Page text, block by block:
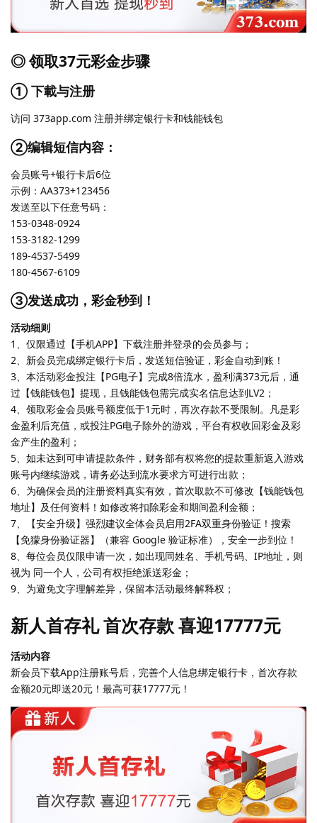
◎ 领取37元彩金步骤
① 下載与注册
访问 373app.com 注册并绑定银行卡和钱能钱包
②编辑短信内容：
会员账号+银行卡后6位
示例：AA373+123456
发送至以下任意号码：
153-0348-0924
153-3182-1299
189-4537-5499
180-4567-6109
③发送成功，彩金秒到！
活动细则
1、仅限通过【手机APP】下载注册并登录的会员参与；
2、新会员完成绑定银行卡后，发送短信验证，彩金自动到账！
3、本活动彩金投注【PG电子】完成8倍流水，盈利满373元后，通
过【钱能钱包】提现，且钱能钱包需完成实名信息达到LV2；
4、领取彩金会员账号额度低于1元时，再次存款不受限制。凡是彩
金盈利后充值，或投注PG电子除外的游戏，平台有权收回彩金及彩
金产生的盈利；
5、如未达到可申请提款条件，财务部有权将您的提款重新返入游戏
账号内继续游戏，请务必达到流水要求方可进行出款；
6、为确保会员的注册资料真实有效，首次取款不可修改【钱能钱包
地址】及任何资料！如修改将扣除彩金和期间盈利金额；
7、【安全升级】强烈建议全体会员启用2FA双重身份验证！搜索
【免獴身份验证器】（兼容 Google 验证标准），安全一步到位！
8、每位会员仅限申请一次，如出现同姓名、手机号码、IP地址，则
视为 同一个人，公司有权拒绝派送彩金；
9、为避免文字理解差异，保留本活动最终解释权；
新人首存礼 首次存款 喜迎17777元
活动内容
新会员下载App注册账号后，完善个人信息绑定银行卡，首次存款
金额20元即送20元！最高可获17777元！